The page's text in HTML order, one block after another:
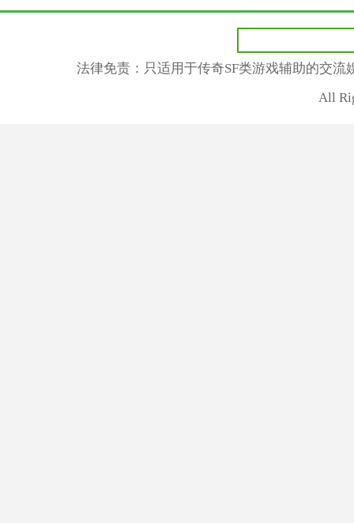
法律免责：只适用于传奇SF类游戏辅助的交
All